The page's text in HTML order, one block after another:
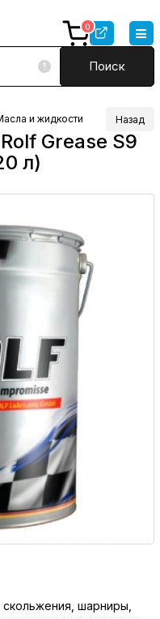
Поиск
0
Grease S9
л)
и жидкости Назад
шарниры,